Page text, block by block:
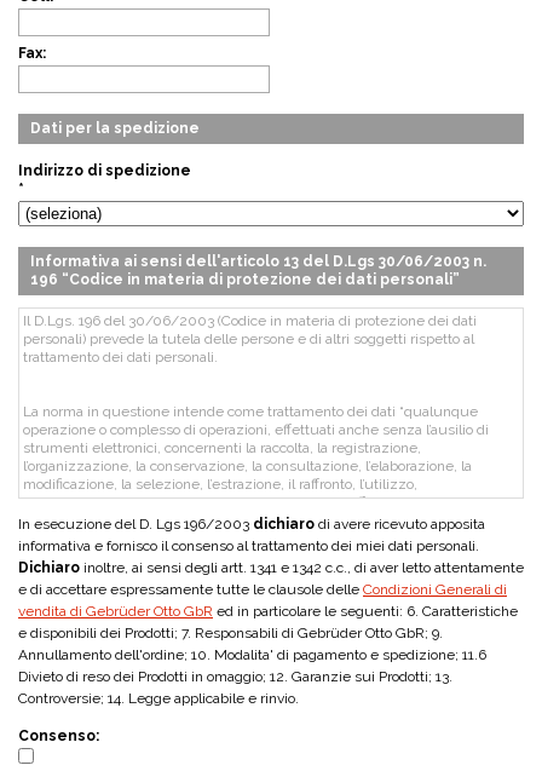
Fax:
Dati per la spedizione
Indirizzo di spedizione
*
Informativa ai sensi dell'articolo 13 del D.Lgs 30/06/2003 n.
196 “Codice in materia di protezione dei dati personali”
Il D.Lgs. 196 del 30/06/2003 (Codice in materia di protezione dei dati
personali) prevede la tutela delle persone e di altri soggetti rispetto al
trattamento dei dati personali.
La norma in questione intende come trattamento dei dati “qualunque
operazione o complesso di operazioni, effettuati anche senza l’ausilio di
strumenti elettronici, concernenti la raccolta, la registrazione,
l’organizzazione, la conservazione, la consultazione, l’elaborazione, la
modificazione, la selezione, l’estrazione, il raffronto, l’utilizzo,
l’interconnessione, il blocco, la comunicazione, la diffusione, la
cancellazione e la distruzione di dati, anche se non registrati in una banca
dati”.
La scrivente Società, in qualità di Titolare del trattamento, con riferimento
all’instaurazione ed esecuzione di rapporti contrattuali, informa che i dati,
qualificati dalla legge come personali, da Voi direttamente forniti o raccolti
presso terzi (rete di agenti e distributori in qualità di soggetti facenti parte
della organizzazione commerciale della Società, società di informazione
commerciale o registri, elenchi o banche dati pubbliche per i dati relativi alla
solvibilità finanziaria, ecc.), anche verbalmente, essenzialmente
fiscale, numero di telefono e fax, coordinate di posta elettronica, nonché a
dati relativi all’attività economica e commerciale, quali ad esempio le
In esecuzione del D. Lgs 196/2003 dichiaro di avere ricevuto apposita
informativa e fornisco il consenso al trattamento dei miei dati personali.
Dichiaro inoltre, ai sensi degli artt. 1341 e 1342 c.c., di aver letto attentamente
e di accettare espressamente tutte le clausole delle Condizioni Generali di
vendita di Gebrüder Otto GbR ed in particolare le seguenti: 6. Caratteristiche
e disponibili dei Prodotti; 7. Responsabili di Gebrüder Otto GbR; 9.
Annullamento dell'ordine; 10. Modalita' di pagamento e spedizione; 11.6
Divieto di reso dei Prodotti in omaggio; 12. Garanzie sui Prodotti; 13.
Controversie; 14. Legge applicabile e rinvio.
Consenso: